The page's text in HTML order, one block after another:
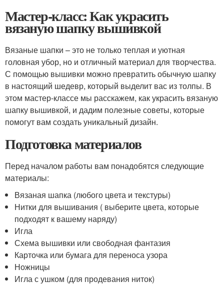
Мастер-класс: Как украсить
вязаную шапку вышивкой
Вязаные шапки – это не только теплая и уютная
головная убор, но и отличный материал для творчества.
С помощью вышивки можно превратить обычную шапку
в настоящий шедевр, который выделит вас из толпы. В
этом мастер-классе мы расскажем, как украсить вязаную
шапку вышивкой, и дадим полезные советы, которые
помогут вам создать уникальный дизайн.
Подготовка материалов
Перед началом работы вам понадобятся следующие
материалы:
Вязаная шапка (любого цвета и текстуры)
Нитки для вышивания ( выберите цвета, которые
подходят к вашему наряду)
Игла
Схема вышивки или свободная фантазия
Карточка или бумага для переноса узора
Ножницы
Игла с ушком (для продевания ниток)